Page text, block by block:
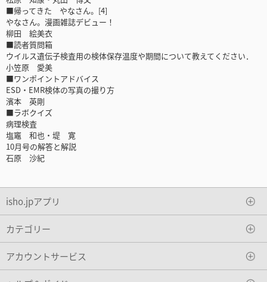
■帰ってきた やなさん。[4]
やなさん。漫画雑誌デビュー！
柳田 絵美衣
■読者質問箱
ウイルス遺伝子検査用の検体保存温度や期間について教えてください．
小笠原 愛美
■ワンポイントアドバイス
ESD・EMR検体の写真の撮り方
濱本 英剛
■ラボクイズ
病理検査
塩竈 和也・堤 寛
10月号の解答と解説
石原 沙紀
isho.jpアプリ
カテゴリー
アカウントサービス